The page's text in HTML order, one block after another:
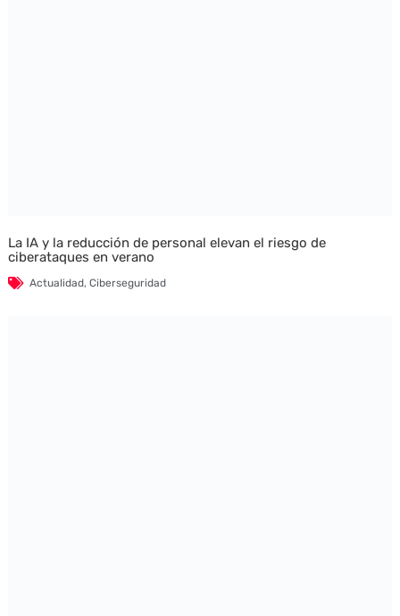
La IA y la reducción de personal elevan el riesgo de
ciberataques en verano
Actualidad, Ciberseguridad